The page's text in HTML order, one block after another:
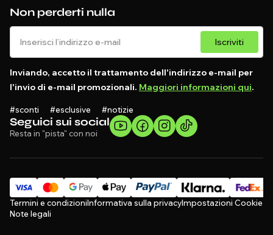
Seguici sui social
Resta in "pista" con noi
Non perderti nulla
Iscriviti
Inviando, accetto il trattamento dell'indirizzo e-mail per
l'invio di e-mail promozionali. Maggiori informazioni qui.
#sconti #esclusive #notizie
Termini e condizioniInformativa sulla privacyImpostazioni Cookie
Note legali